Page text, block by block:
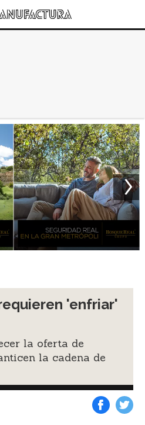
'enfriar'
la oferta de
la cadena de